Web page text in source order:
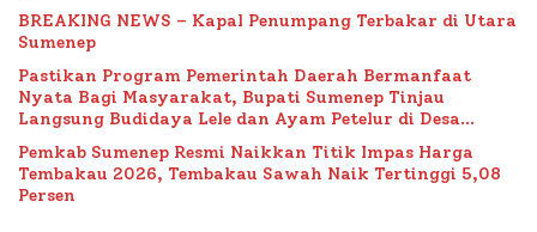
BREAKING NEWS – Kapal Penumpang Terbakar di Utara
Sumenep
Pastikan Program Pemerintah Daerah Bermanfaat
Nyata Bagi Masyarakat, Bupati Sumenep Tinjau
Langsung Budidaya Lele dan Ayam Petelur di Desa
Pemkab Sumenep Resmi Naikkan Titik Impas Harga
Tembakau 2026, Tembakau Sawah Naik Tertinggi 5,08
Persen